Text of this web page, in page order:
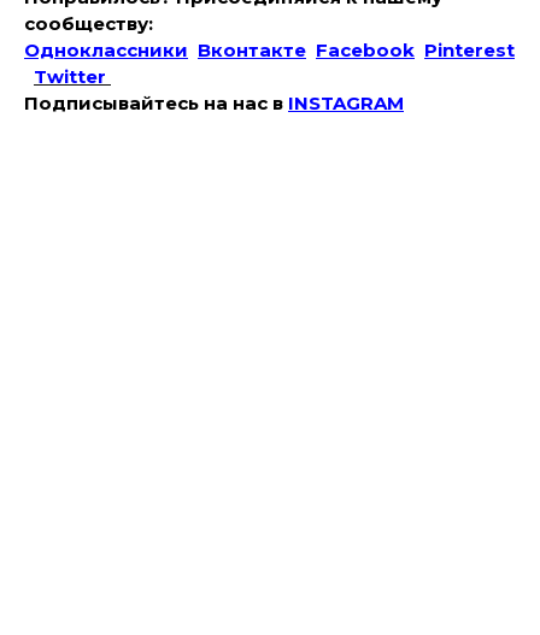
сообществу:
Одноклассники Вконтакте Facebook Pinterest
Twitter
Подписывайтесь на наc в INSTAGRAM